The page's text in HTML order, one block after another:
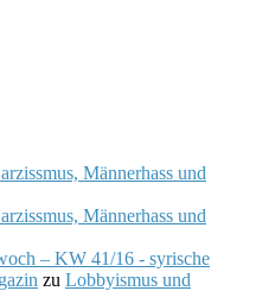
Männerhass und
Männerhass und
– KW 41/16 - syrische
zu Lobbyismus und